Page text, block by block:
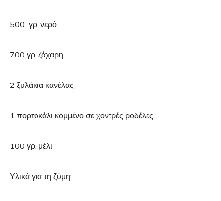
500 γρ. νερό
700 γρ. ζάχαρη
2 ξυλάκια κανέλας
1 πορτοκάλι κομμένο σε χοντρές ροδέλες
100 γρ. μέλι
Υλικά για τη ζύμη: